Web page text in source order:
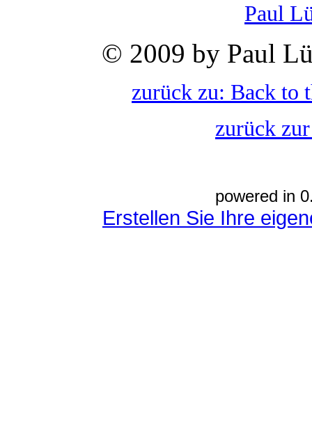
Paul
© 2009 by Paul
zurück zu: Back to
zurück
powered in
Erstellen Sie Ihre